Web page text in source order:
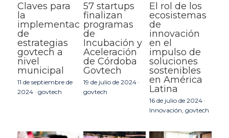
Claves para
la
implementación
de
estrategias
govtech a
nivel
municipal
11 de septiembre de
2024 · govtech
57 startups
finalizan
programas
de
Incubación y
Aceleración
de Córdoba
Govtech
19 de julio de 2024 ·
govtech
El rol de los
ecosistemas
de
innovación
en el
impulso de
soluciones
sostenibles
en América
Latina
16 de julio de 2024 ·
Innovación, govtech